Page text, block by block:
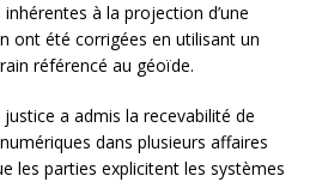
à la projection d’une
ont été corrigées en utilisant un
référencé au géoïde.
a admis la recevabilité de
dans plusieurs affaires
les parties explicitent les systèmes